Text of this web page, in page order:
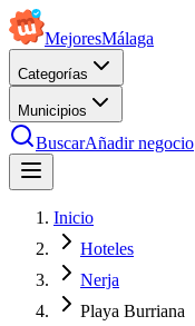
MejoresMálaga
Categorías
Municipios
BuscarAñadir negocio
Inicio
Hoteles
Nerja
Playa Burriana